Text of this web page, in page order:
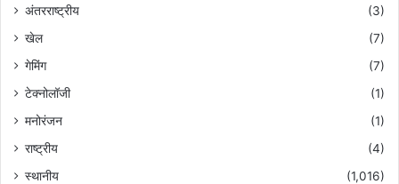
अंतरराष्ट्रीय
(3)
खेल
(7)
गेमिंग
(7)
टेक्नोलॉजी
(1)
मनोरंजन
(1)
राष्ट्रीय
(4)
स्थानीय
(1,016)